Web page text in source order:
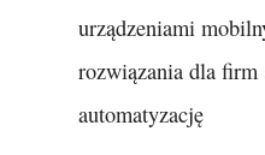
urządzeniami
rozwiązania dla firm
automatyzację